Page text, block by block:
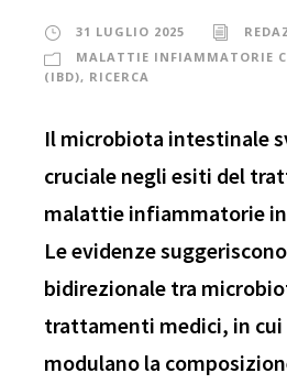
31 LUGLIO 2025
MALATTIE INFIAMMATORIE
(IBD), RICERCA
Il microbiota intestinale
cruciale negli esiti del
malattie infiammatorie
Le evidenze
bidirezionale tra
trattamenti medici, in cui
modulano la